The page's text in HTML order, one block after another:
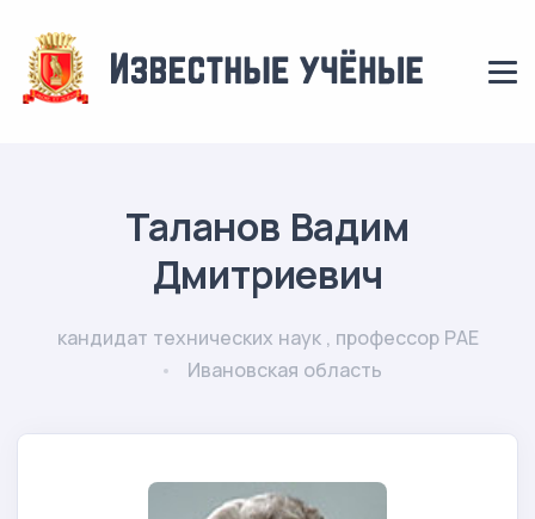
Таланов Вадим
Дмитриевич
кандидат технических наук , профессор РАЕ
Ивановская область